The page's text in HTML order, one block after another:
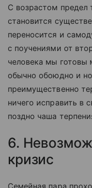
С возрастом предел
становится
переносится и
с поучениями от
человека мы готовы
обычно обоюдно и
преимущественно
ничего исправить в
поздно чаша
6.
кризис
Семейная пара